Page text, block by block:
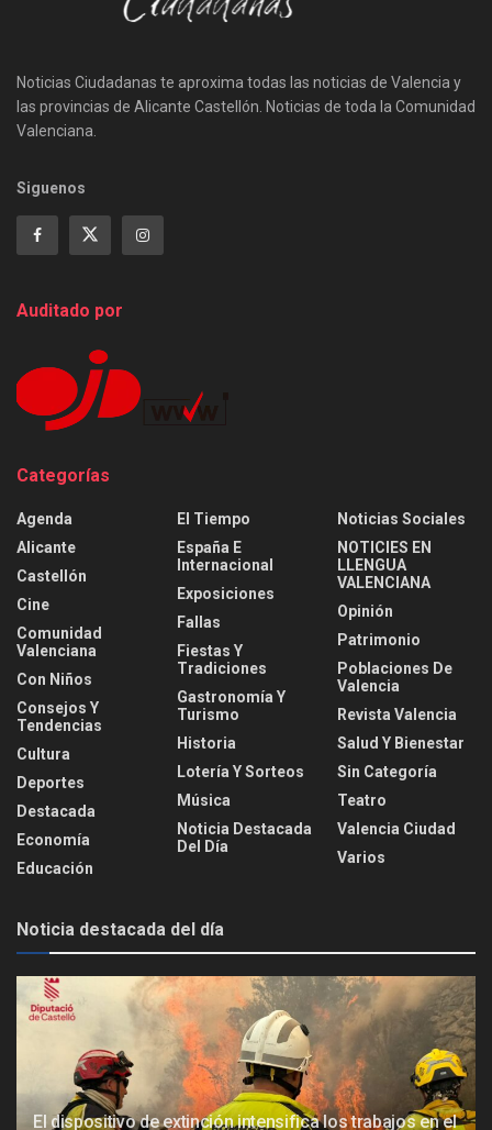
Noticias Ciudadanas te aproxima todas las noticias de Valencia y
las provincias de Alicante Castellón. Noticias de toda la Comunidad
Valenciana.
Siguenos
Auditado por
Categorías
Agenda
Alicante
Castellón
Cine
Comunidad
Valenciana
Con Niños
Consejos Y
Tendencias
Cultura
Deportes
Destacada
Economía
Educación
El Tiempo
España E
Internacional
Exposiciones
Fallas
Fiestas Y
Tradiciones
Gastronomía Y
Turismo
Historia
Lotería Y Sorteos
Música
Noticia Destacada
Del Día
Noticias Sociales
NOTICIES EN
LLENGUA
VALENCIANA
Opinión
Patrimonio
Poblaciones De
Valencia
Revista Valencia
Salud Y Bienestar
Sin Categoría
Teatro
Valencia Ciudad
Varios
Noticia destacada del día
El dispositivo de extinción intensifica los trabajos en el